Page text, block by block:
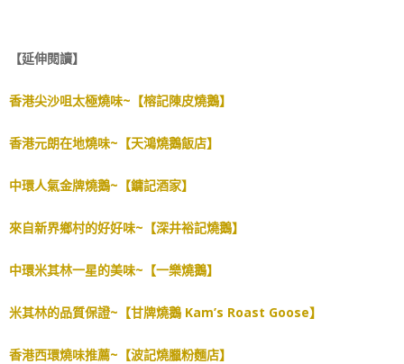
【延伸閱讀】
香港尖沙咀太極燒味~【榕記陳皮燒鵝】
香港元朗在地燒味~【天鴻燒鵝飯店】
中環人氣金牌燒鵝~【鏞記酒家】
來自新界鄉村的好好味~【深井裕記燒鵝】
中環米其林一星的美味~【一樂燒鵝】
米其林的品質保證~【甘牌燒鵝 Kam’s Roast Goose】
香港西環燒味推薦~【波記燒臘粉麵店】